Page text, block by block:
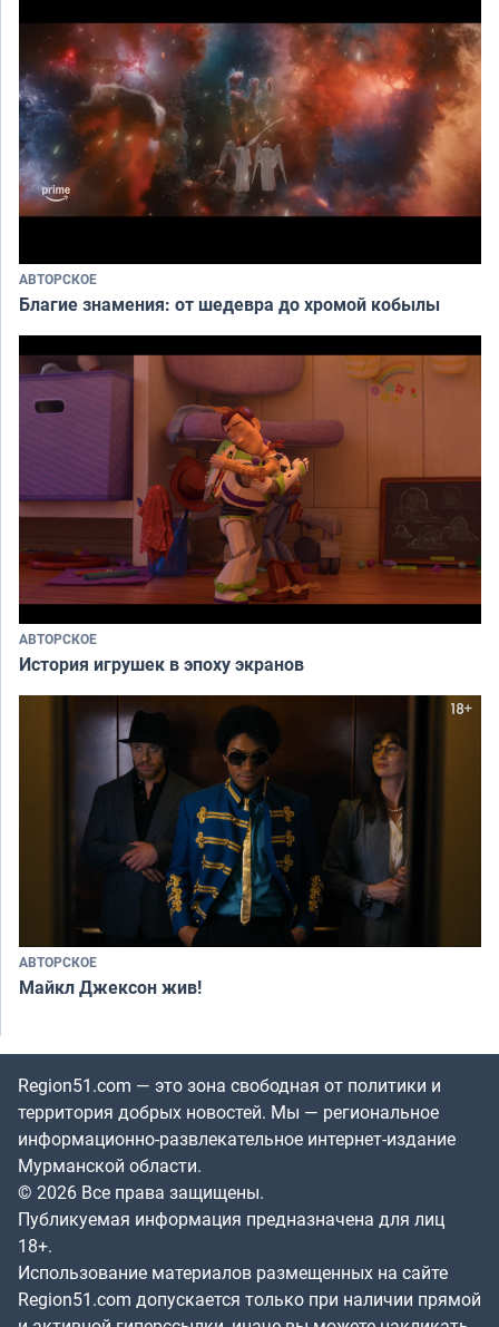
АВТОРСКОЕ
Благие знамения: от шедевра до хромой кобылы
АВТОРСКОЕ
История игрушек в эпоху экранов
АВТОРСКОЕ
Майкл Джексон жив!
Region51.com — это зона свободная от политики и
территория добрых новостей. Мы — региональное
информационно-развлекательное интернет-издание
Мурманской области.
© 2026 Все права защищены.
Публикуемая информация предназначена для лиц
18+.
Использование материалов размещенных на сайте
Region51.com допускается только при наличии прямой